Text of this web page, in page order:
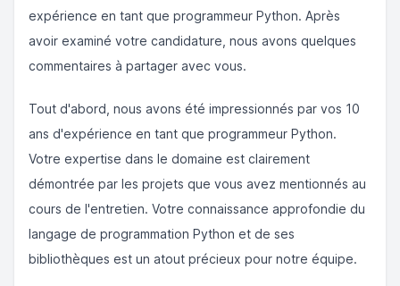
expérience en tant que programmeur Python. Après
avoir examiné votre candidature, nous avons quelques
commentaires à partager avec vous.
Tout d'abord, nous avons été impressionnés par vos 10
ans d'expérience en tant que programmeur Python.
Votre expertise dans le domaine est clairement
démontrée par les projets que vous avez mentionnés au
cours de l'entretien. Votre connaissance approfondie du
langage de programmation Python et de ses
bibliothèques est un atout précieux pour notre équipe.